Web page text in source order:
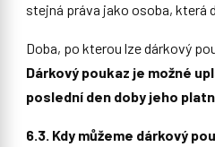
stejná práva jako osoba, která
Doba, po kterou lze dárkový
Dárkový poukaz je možné
poslední den doby jeho
6.3. Kdy můžeme dárkový